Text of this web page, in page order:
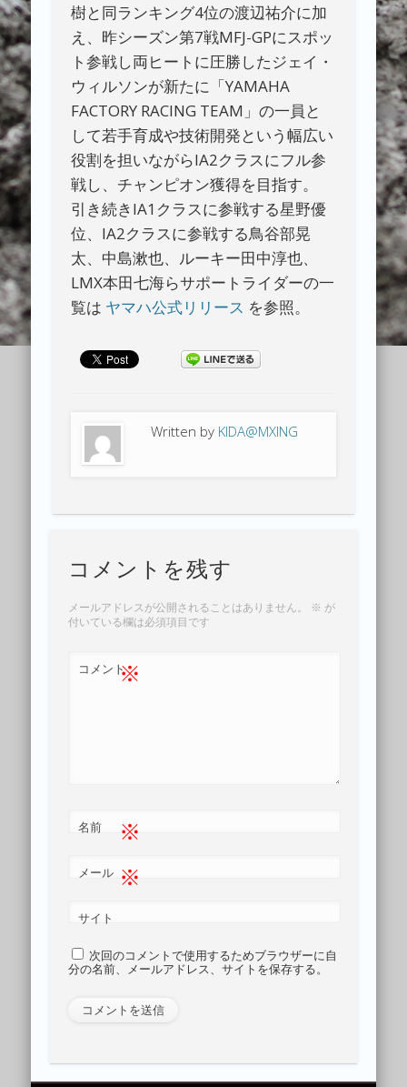
樹と同ランキング4位の渡辺祐介に加
え、昨シーズン第7戦MFJ-GPにスポッ
ト参戦し両ヒートに圧勝したジェイ・
ウィルソンが新たに「YAMAHA
FACTORY RACING TEAM」の一員と
して若手育成や技術開発という幅広い
役割を担いながらIA2クラスにフル参
戦し、チャンピオン獲得を目指す。
引き続きIA1クラスに参戦する星野優
位、IA2クラスに参戦する鳥谷部晃
太、中島漱也、ルーキー田中淳也、
LMX本田七海らサポートライダーの一
覧は ヤマハ公式リリース を参照。
Written by KIDA@MXING
コメントを残す
メールアドレスが公開されることはありません。 ※ が
付いている欄は必須項目です
コメント※
名前 ※
メール ※
サイト
次回のコメントで使用するためブラウザーに自
分の名前、メールアドレス、サイトを保存する。